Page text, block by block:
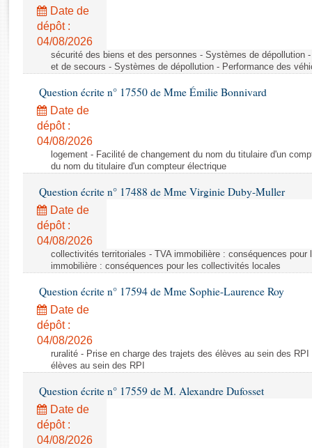
Rapports législatifs
Rapports sur l'application des lois
Baromètre de l’application des lois
Dossiers législatifs
Budget et sécurité sociale
Questions écrites et orales
Comptes rendus des débats
Date de
dépôt :
04/08/2026
sécurité des biens et des personnes - Systèmes de dépollution
et de secours - Systèmes de dépollution - Performance des
Question écrite n° 17550 de Mme Émilie Bonnivard
Date de
dépôt :
04/08/2026
logement - Facilité de changement du nom du titulaire d'un
du nom du titulaire d'un compteur électrique
Question écrite n° 17488 de Mme Virginie Duby-Muller
Date de
dépôt :
04/08/2026
collectivités territoriales - TVA immobilière : conséquences
immobilière : conséquences pour les collectivités locales
Question écrite n° 17594 de Mme Sophie-Laurence Roy
Date de
dépôt :
04/08/2026
ruralité - Prise en charge des trajets des élèves au sein des
élèves au sein des RPI
Question écrite n° 17559 de M. Alexandre Dufosset
Date de
dépôt :
04/08/2026